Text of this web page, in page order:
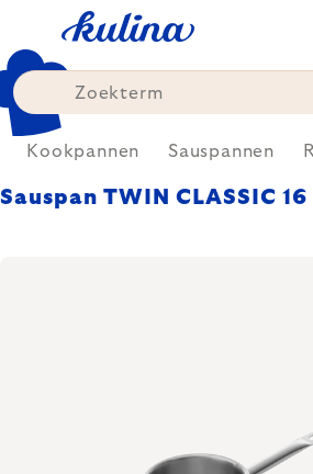
content
Kookpannen Sauspannen
Sauspan TWIN CLASSIC